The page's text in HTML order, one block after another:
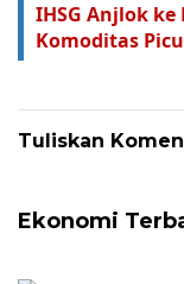
IHSG Anjlok ke
Komoditas
Tuliskan
Ekonomi